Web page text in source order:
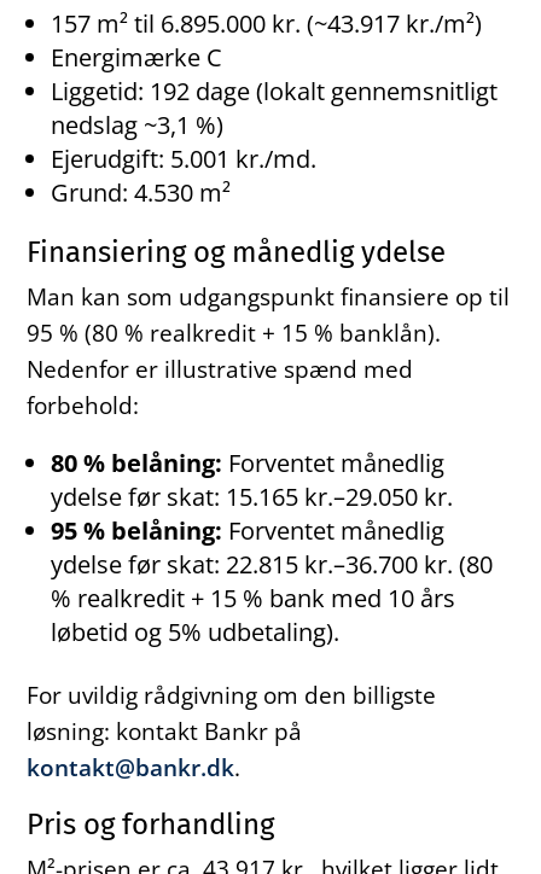
157 m² til 6.895.000 kr. (~43.917 kr./m²)
Energimærke C
Liggetid: 192 dage (lokalt gennemsnitligt
nedslag ~3,1 %)
Ejerudgift: 5.001 kr./md.
Grund: 4.530 m²
Finansiering og månedlig ydelse
Man kan som udgangspunkt finansiere op til
95 % (80 % realkredit + 15 % banklån).
Nedenfor er illustrative spænd med
forbehold:
80 % belåning: Forventet månedlig
ydelse før skat: 15.165 kr.–29.050 kr.
95 % belåning: Forventet månedlig
ydelse før skat: 22.815 kr.–36.700 kr. (80
% realkredit + 15 % bank med 10 års
løbetid og 5% udbetaling).
For uvildig rådgivning om den billigste
løsning: kontakt Bankr på
kontakt@bankr.dk.
Pris og forhandling